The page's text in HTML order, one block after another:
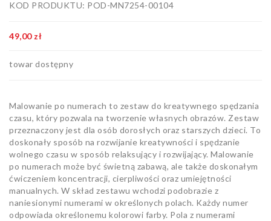
Artykuły
Pozostałe
KOD PRODUKTU: POD-MN7254-00104
49,00 zł
towar dostępny
Malowanie po numerach to zestaw do kreatywnego spędzania
czasu, który pozwala na tworzenie własnych obrazów. Zestaw
przeznaczony jest dla osób dorosłych oraz starszych dzieci. To
doskonały sposób na rozwijanie kreatywności i spędzanie
wolnego czasu w sposób relaksujący i rozwijający. Malowanie
po numerach może być świetną zabawą, ale także doskonałym
ćwiczeniem koncentracji, cierpliwości oraz umiejętności
manualnych. W skład zestawu wchodzi podobrazie z
naniesionymi numerami w określonych polach. Każdy numer
odpowiada określonemu kolorowi farby. Pola z numerami